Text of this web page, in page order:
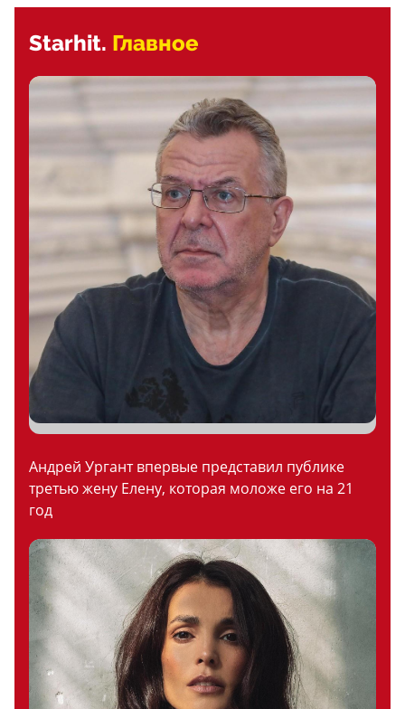
Starhit. Главное
Андрей Ургант впервые представил публике
третью жену Елену, которая моложе его на 21
год